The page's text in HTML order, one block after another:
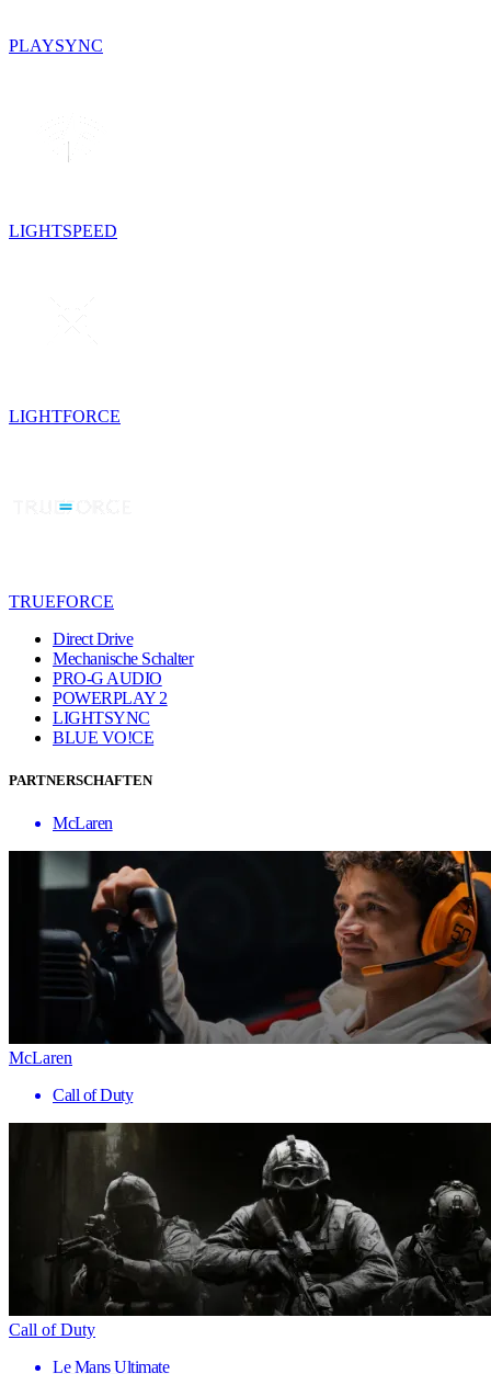
PLAYSYNC
LIGHTSPEED
LIGHTFORCE
TRUEFORCE
Direct Drive
Mechanische Schalter
PRO-G AUDIO
POWERPLAY 2
LIGHTSYNC
BLUE VO!CE
PARTNERSCHAFTEN
McLaren
McLaren
Call of Duty
Call of Duty
Le Mans Ultimate